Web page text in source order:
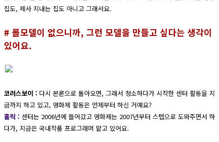
집도, 제사 지내는 집도 아니고 그래서요.
# 롤모델이 없으니까, 그런 모델을 만들고 싶다는 생각이
있어요.
코러스보이 : 다시 본론으로 돌아오면, 그래서 청소하다가 시작한 센터 활동을 지
금까지 하고 있고, 영화제 활동은 언제부터 하신 거예요?
홀릭 : 센터는 2006년에 들어갔고 영화제는 2007년부터 스텝으로 도와주면서 하
다가, 지금은 국내작품 프로그래머 맡고 있어요.